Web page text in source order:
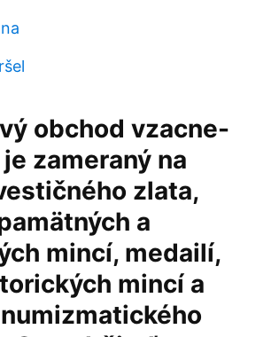
obchod vzacne-
zameraný na
zlata,
a
mincí, medailí,
mincí a